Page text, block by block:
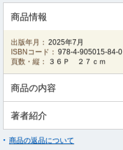
商品情報
出版年月： 2025年7月
ISBNコード： 978-4-905015-84-0
頁数・縦：
３６Ｐ ２７ｃｍ
商品の内容
著者紹介
商品の返品について